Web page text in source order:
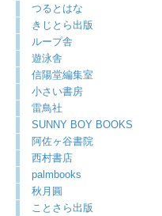
つるとはな
きじとら出版
ループ舎
遊泳舎
信陽堂編集室
小さい書房
雷鳥社
SUNNY BOY BOOKS
阿佐ヶ谷書院
西村書店
palmbooks
秋月圓
ことさら出版